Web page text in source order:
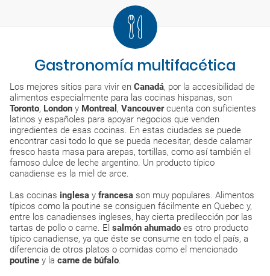
Gastronomía multifacética
Los mejores sitios para vivir en Canadá, por la accesibilidad de
alimentos especialmente para las cocinas hispanas, son
Toronto, London y Montreal , Vancouvercuenta con suficientes
latinos y españoles para apoyar negocios que venden
ingredientes de esas cocinas. En estas ciudades se puede
encontrar casi todo lo que se pueda necesitar, desde calamar
fresco hasta masa para arepas, tortillas, como así también el
famoso dulce de leche argentino. Un producto típico
canadiense es la miel de arce.
Las cocinas inglesa y francesa son muy populares. Alimentos
típicos como la poutine se consiguen fácilmente en Quebec y,
entre los canadienses ingleses, hay cierta predilección por las
tartas de pollo o carne. El salmón ahumado es otro producto
típico canadiense, ya que éste se consume en todo el país, a
diferencia de otros platos o comidas como el mencionado
poutine y la carne de búfalo.